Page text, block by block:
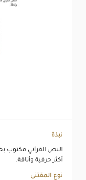
نبذة
النص القرآني مكتوب
أكثر حرفية وأناقة.
نوع المقتنى